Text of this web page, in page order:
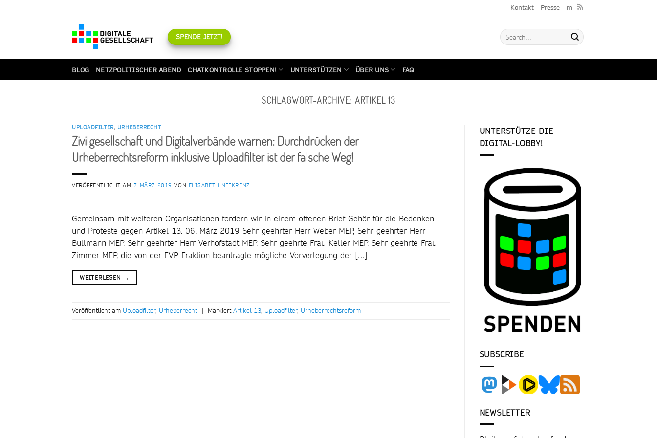
Kontakt Presse m
SPENDE JETZT!
BLOG NETZPOLITISCHER ABEND CHATKONTROLLE STOPPEN! UNTERSTÜTZEN ÜBER UNS FAQ
SCHLAGWORT-ARCHIVE: ARTIKEL 13
UPLOADFILTER, URHEBERRECHT
Zivilgesellschaft und Digitalverbände warnen: Durchdrücken der
Urheberrechtsreform inklusive Uploadfilter ist der falsche Weg!
VERÖFFENTLICHT AM 7. MÄRZ 2019 VON ELISABETH NIEKRENZ
Gemeinsam mit weiteren Organisationen fordern wir in einem offenen Brief Gehör für die Bedenken
und Proteste gegen Artikel 13. 06. März 2019 Sehr geehrter Herr Weber MEP, Sehr geehrter Herr
Bullmann MEP, Sehr geehrter Herr Verhofstadt MEP, Sehr geehrte Frau Keller MEP, Sehr geehrte Frau
Zimmer MEP, die von der EVP-Fraktion beantragte mögliche Vorverlegung der […]
WEITERLESEN →
Veröffentlicht am Uploadfilter, Urheberrecht | MarkiertArtikel 13, Uploadfilter, Urheberrechtsreform
UNTERSTÜTZE DIE
DIGITAL-LOBBY!
SUBSCRIBE
NEWSLETTER